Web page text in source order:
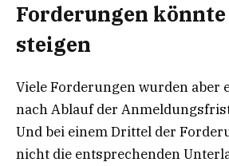
Forderungen
steigen
Viele Forderungen wurden aber
nach Ablauf der
Und bei einem Drittel der
nicht die entsprechenden